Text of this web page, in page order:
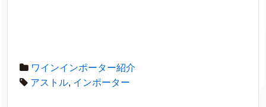
ワインインポーター紹介
アストル, インポーター